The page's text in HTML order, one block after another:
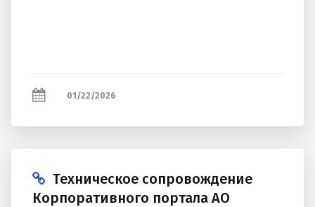
01/22/2026
Техническое сопровождение
Корпоративного портала АО